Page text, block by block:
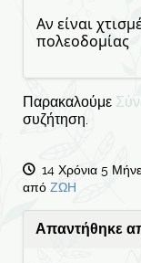
Αν είναι
πολεοδομίας
Παρακαλούμε
συζήτηση.
14 Χρόνια 5
από ΖΩΗ
Απαντήθηκε